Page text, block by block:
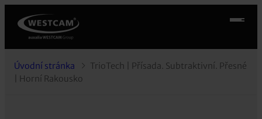
Úvodní stránka
TrioTech | Přísada. Subtraktivní. Přesné
| Horní Rakousko